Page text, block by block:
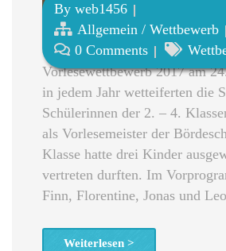
By web1456
Allgemein / Wettbewerb
0 Comments
Vorlesewettbewerb 2017 am
in jedem Jahr wetteiferten die
Schülerinnen der 2. – 4.
als Vorlesemeister der
Klasse hatte drei Kinder
vertreten durften. Im
Finn, Florentine, Jonas und
Weiterlesen >